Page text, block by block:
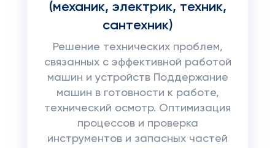
(механик, электрик, техник,
сантехник)
Решение технических проблем,
связанных с эффективной работой
машин и устройств Поддержание
машин в готовности к работе,
технический осмотр. Оптимизация
процессов и проверка
инструментов и запасных частей